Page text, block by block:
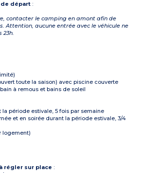
de départ :
contacter le camping en amont afin de
Attention, aucune entrée avec le véhicule ne
23h.
toute la saison) avec piscine couverte
à remous et bains de soleil
période estivale, 5 fois par semaine
et en soirée durant la période estivale, 3/4
logement)
régler sur place :